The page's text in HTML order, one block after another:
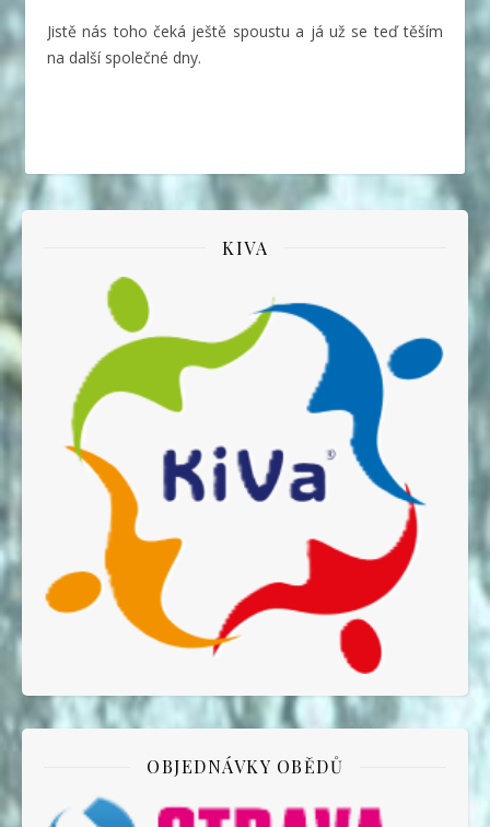
Jistě nás toho čeká ještě spoustu a já už se teď těším
na další společné dny.
KIVA
OBJEDNÁVKY OBĚDŮ